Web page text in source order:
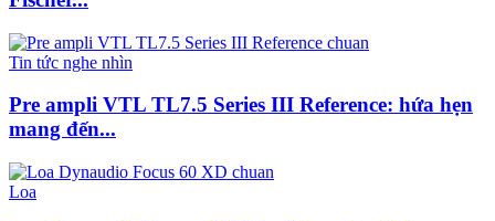
Tin tức nghe nhìn
Pre ampli VTL TL7.5 Series III Reference: hứa hẹn
mang đến...
Loa